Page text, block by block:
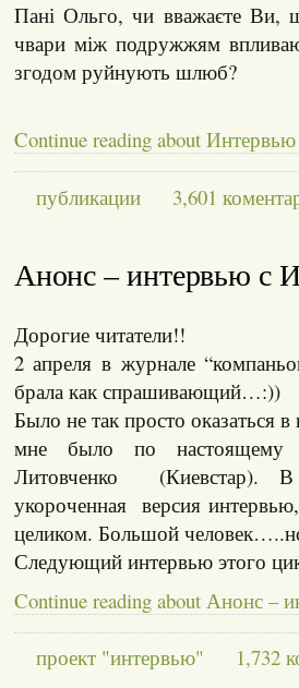
Пані Ольго, чи вважаєте Ви,
чвари між подружжям
згодом руйнують шлюб?
Continue reading about
публикации 3,601
Анонс – интервью с
Дорогие читатели!!
2 апреля в журнале
брала как спрашивающий…:))
Было не так просто оказаться
мне было по настоящему
Литовченко (Киевстар).
укороченная версия
целиком. Большой
Следующий интервью этого
Continue reading about Анонс –
проект "интервью" 1,732